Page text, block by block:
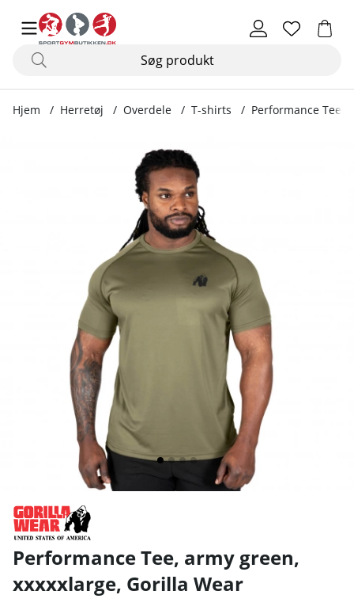
Hjem Herretøj Overdele T-shirts Performance Tee,
Produktbilleder Performance Tee, army green
Performance Tee, army green,
xxxxxlarge, Gorilla Wear